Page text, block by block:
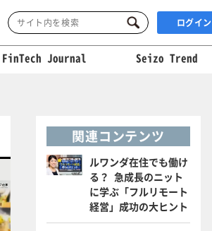
ログイン
FinTech Journal Seizo Trend
関連コンテンツ
ルワンダ在住でも働け
る？ 急成長のニット
に学ぶ「フルリモート
経営」成功の大ヒント